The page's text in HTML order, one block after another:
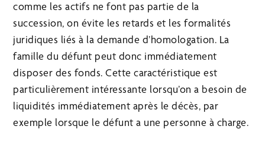
comme les actifs ne font pas partie de la
succession, on évite les retards et les formalités
juridiques liés à la demande d’homologation. La
famille du défunt peut donc immédiatement
disposer des fonds. Cette caractéristique est
particulièrement intéressante lorsqu’on a besoin de
liquidités immédiatement après le décès, par
exemple lorsque le défunt a une personne à charge.